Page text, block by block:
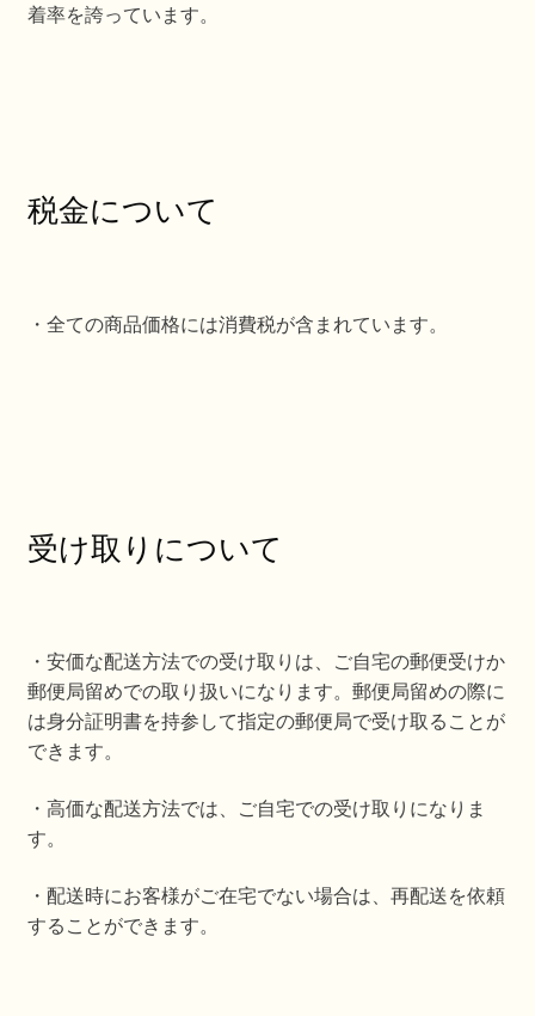
着率を誇っています。
税金について
・全ての商品価格には消費税が含まれています。
受け取りについて
・安価な配送方法での受け取りは、ご自宅の郵便受けか
郵便局留めでの取り扱いになります。郵便局留めの際に
は身分証明書を持参して指定の郵便局で受け取ることが
できます。
・高価な配送方法では、ご自宅での受け取りになりま
す。
・配送時にお客様がご在宅でない場合は、再配送を依頼
することができます。